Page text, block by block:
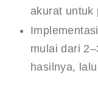
akurat untuk
mulai dari
hasilnya,